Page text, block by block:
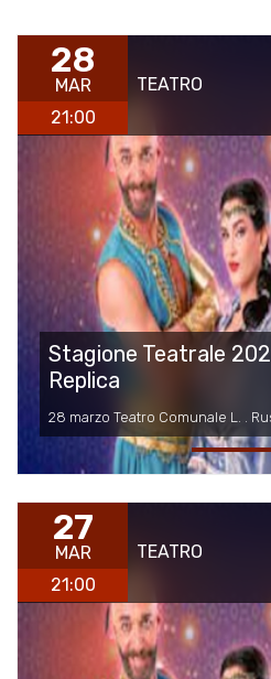
28
MAR
21:00
TEATRO
Stagione Teatrale
Replica
28 marzo Teatro Comunale L. .
27
MAR
21:00
TEATRO